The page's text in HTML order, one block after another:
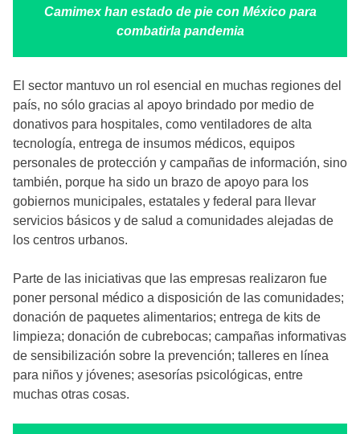
Camimex han estado de pie con México para
combatirla pandemia
El sector mantuvo un rol esencial en muchas regiones del
país, no sólo gracias al apoyo brindado por medio de
donativos para hospitales, como ventiladores de alta
tecnología, entrega de insumos médicos, equipos
personales de protección y campañas de información, sino
también, porque ha sido un brazo de apoyo para los
gobiernos municipales, estatales y federal para llevar
servicios básicos y de salud a comunidades alejadas de
los centros urbanos.
Parte de las iniciativas que las empresas realizaron fue
poner personal médico a disposición de las comunidades;
donación de paquetes alimentarios; entrega de kits de
limpieza; donación de cubrebocas; campañas informativas
de sensibilización sobre la prevención; talleres en línea
para niños y jóvenes; asesorías psicológicas, entre
muchas otras cosas.